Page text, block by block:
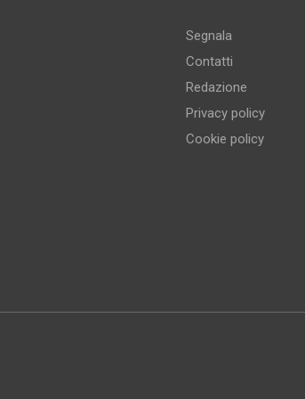
Segnala
Contatti
Redazione
Privacy policy
Cookie policy